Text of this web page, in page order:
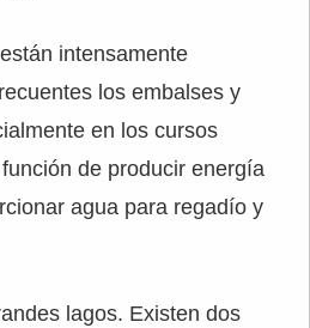
intensamente
los embalses y
en los cursos
de producir energía
agua para regadío y
lagos. Existen dos